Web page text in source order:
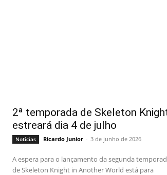
2ª temporada de Skeleton
estreará dia 4 de julho
Notícias Ricardo Junior - 3 de junho de 2026
A espera para o lançamento da segunda
de Skeleton Knight in Another World está para